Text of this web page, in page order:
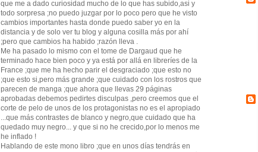
que me a dado curiosidad mucho de lo que has subido,asi y
todo sorpresa ;no puedo juzgar por lo poco pero que he visto
cambios importantes hasta donde puedo saber yo en la
distancia y de solo ver tu blog y alguna cosilla más por ahí
;pero que cambios ha habido ;razón lleva .
Me ha pasado lo mismo con el tome de Dargaud que he
terminado hace bien poco y ya está por allá en libreríes de la
France ;que me ha hecho parir el desgraciado ;que esto no
;que esto si,pero más grande ;que cuidado con los rostros que
parecen de manga ;que ahora que llevas 29 páginas
aprobadas debemos pedirtes disculpas ,pero creemos que el
corte de pelo de unos de los protagonistas no es el apropiado
...que más contrastes de blanco y negro,que cuidado que ha
quedado muy negro... y que si no he crecido,por lo menos me
he inflado !
Hablando de este mono libro ;que en unos días tendrás en